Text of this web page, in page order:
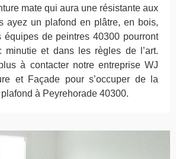
mate qui aura une résistante aux
ayez un plafond en plâtre, en bois,
de peintres 40300 pourront
minutie et dans les règles de l’art.
à contacter notre entreprise WJ
et Façade pour s’occuper de la
à Peyrehorade 40300.